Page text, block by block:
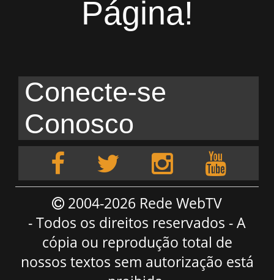
Página!
Conecte-se
Conosco
2004-2026 Rede WebTV
- Todos os direitos reservados - A
cópia ou reprodução total de
nossos textos sem autorização está